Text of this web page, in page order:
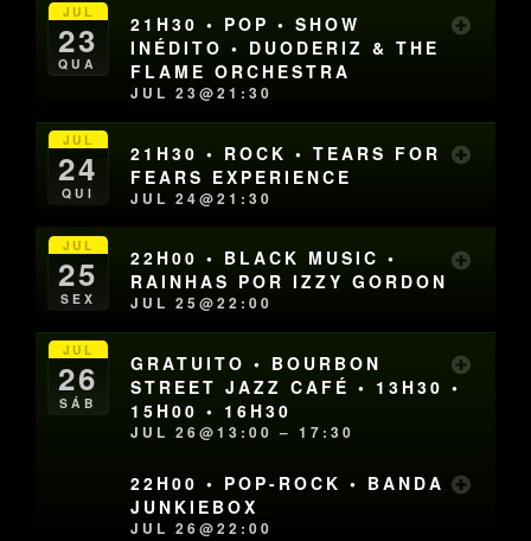
JUL
23
QUA
21H30 • POP • SHOW
INÉDITO • DUODERIZ & THE
FLAME ORCHESTRA
JUL 23@21:30
JUL
24
QUI
21H30 • ROCK • TEARS FOR
FEARS EXPERIENCE
JUL 24@21:30
JUL
25
SEX
22H00 • BLACK MUSIC •
RAINHAS POR IZZY GORDON
JUL 25@22:00
JUL
26
SÁB
GRATUITO • BOURBON
STREET JAZZ CAFÉ • 13H30 •
15H00 • 16H30
JUL 26@13:00 – 17:30
22H00 • POP-ROCK • BANDA
JUNKIEBOX
JUL 26@22:00